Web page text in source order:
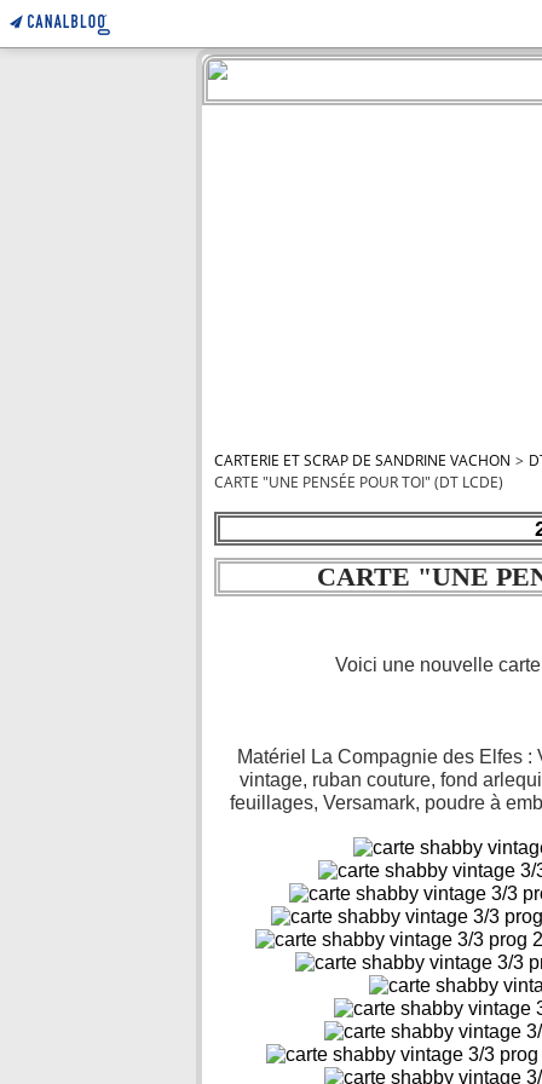
CARTERIE ET SCRAP DE SANDRINE VACHON >
CARTE "UNE PENSÉE POUR TOI" (DT LCDE)
CARTE "UNE
Voici une nouvelle
Matériel La Compagnie des Elfes
vintage, ruban couture, fond
feuillages, Versamark, poudre à